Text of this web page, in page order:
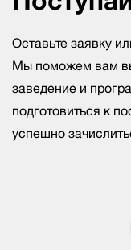
Оставьте заявку
Мы поможем вам
заведение и
подготовиться к
успешно